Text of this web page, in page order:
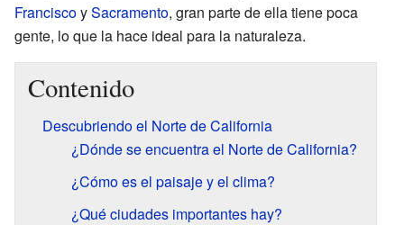
FranciscoySacramento, gran parte de ella tiene poca
gente, lo que la hace ideal para la naturaleza.
Contenido
Descubriendo el Norte de California
¿Dónde se encuentra el Norte de California?
¿Cómo es el paisaje y el clima?
¿Qué ciudades importantes hay?